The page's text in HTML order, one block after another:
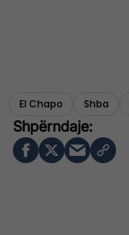
El Chapo Shba